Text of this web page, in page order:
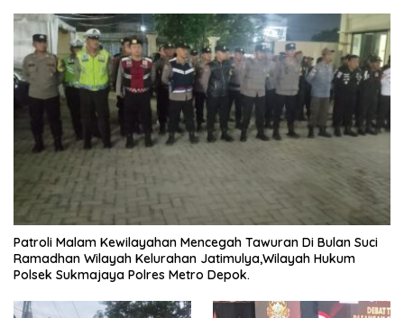
Patroli Malam Kewilayahan Mencegah Tawuran Di Bulan Suci
Ramadhan Wilayah Kelurahan Jatimulya,Wilayah Hukum
Polsek Sukmajaya Polres Metro Depok.